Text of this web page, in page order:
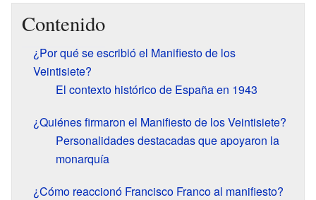
Contenido
¿Por qué se escribió el Manifiesto de los
Veintisiete?
El contexto histórico de España en 1943
¿Quiénes firmaron el Manifiesto de los Veintisiete?
Personalidades destacadas que apoyaron la
monarquía
¿Cómo reaccionó Francisco Franco al manifiesto?